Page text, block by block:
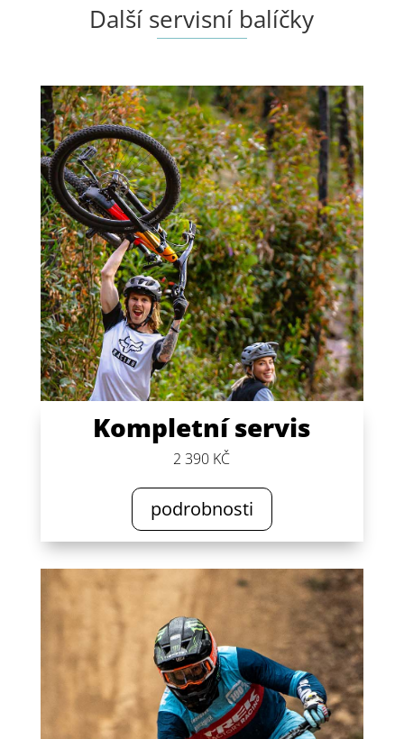
Další servisní balíčky
Kompletní servis
2 390 KČ
podrobnosti